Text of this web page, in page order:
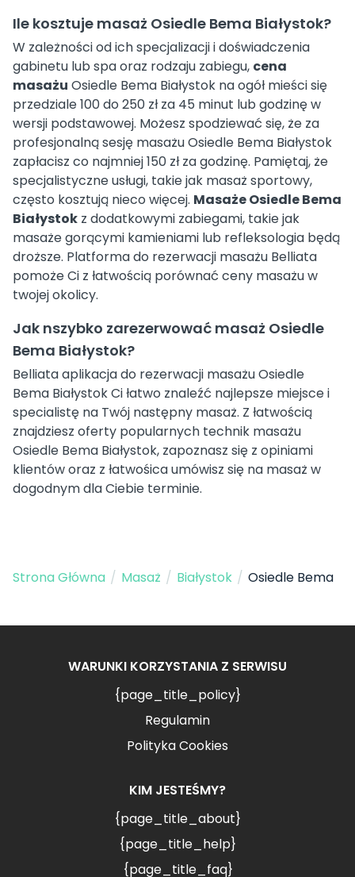
Ile kosztuje masaż Osiedle Bema Białystok?
W zależności od ich specjalizacji i doświadczenia
gabinetu lub spa oraz rodzaju zabiegu, cena
masażu Osiedle Bema Białystok na ogół mieści się
przedziale 100 do 250 zł za 45 minut lub godzinę w
wersji podstawowej. Możesz spodziewać się, że za
profesjonalną sesję masażu Osiedle Bema Białystok
zapłacisz co najmniej 150 zł za godzinę. Pamiętaj, że
specjalistyczne usługi, takie jak masaż sportowy,
często kosztują nieco więcej. Masaże Osiedle Bema
Białystok z dodatkowymi zabiegami, takie jak
masaże gorącymi kamieniami lub refleksologia będą
droższe. Platforma do rezerwacji masażu Belliata
pomoże Ci z łatwością porównać ceny masażu w
twojej okolicy.
Jak nszybko zarezerwować masaż Osiedle
Bema Białystok?
Belliata aplikacja do rezerwacji masażu Osiedle
Bema Białystok Ci łatwo znaleźć najlepsze miejsce i
specialistę na Twój następny masaż. Z łatwością
znajdziesz oferty popularnych technik masażu
Osiedle Bema Białystok, zapoznasz się z opiniami
klientów oraz z łatwośica umówisz się na masaż w
dogodnym dla Ciebie terminie.
Strona Główna / Masaż / Białystok / Osiedle Bema
WARUNKI KORZYSTANIA Z SERWISU
{page_title_policy}
Regulamin
Polityka Cookies
KIM JESTEŚMY?
{page_title_about}
{page_title_help}
{page_title_faq}